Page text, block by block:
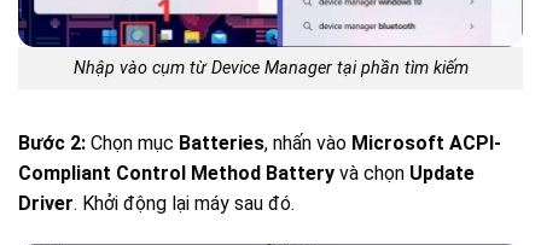
Nhập vào cụm từ Device Manager tại phần tìm kiếm
Bước 2: Chọn mục Batteries, nhấn vào Microsoft ACPI-
Compliant Control Method Battery và chọn Update
Driver. Khởi động lại máy sau đó.